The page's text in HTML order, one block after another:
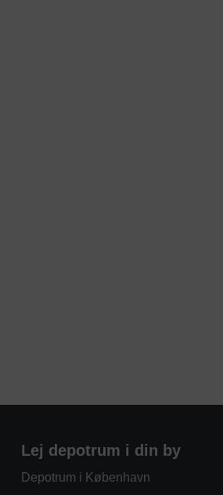
Lej depotrum i din by
Depotrum i København